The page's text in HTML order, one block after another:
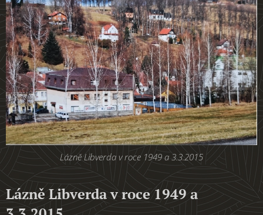
Lázně Libverda v roce 1949 a 3.3.2015
Lázně Libverda v roce 1949 a